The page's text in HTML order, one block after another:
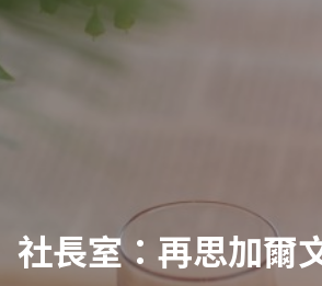
社長室：再思加爾